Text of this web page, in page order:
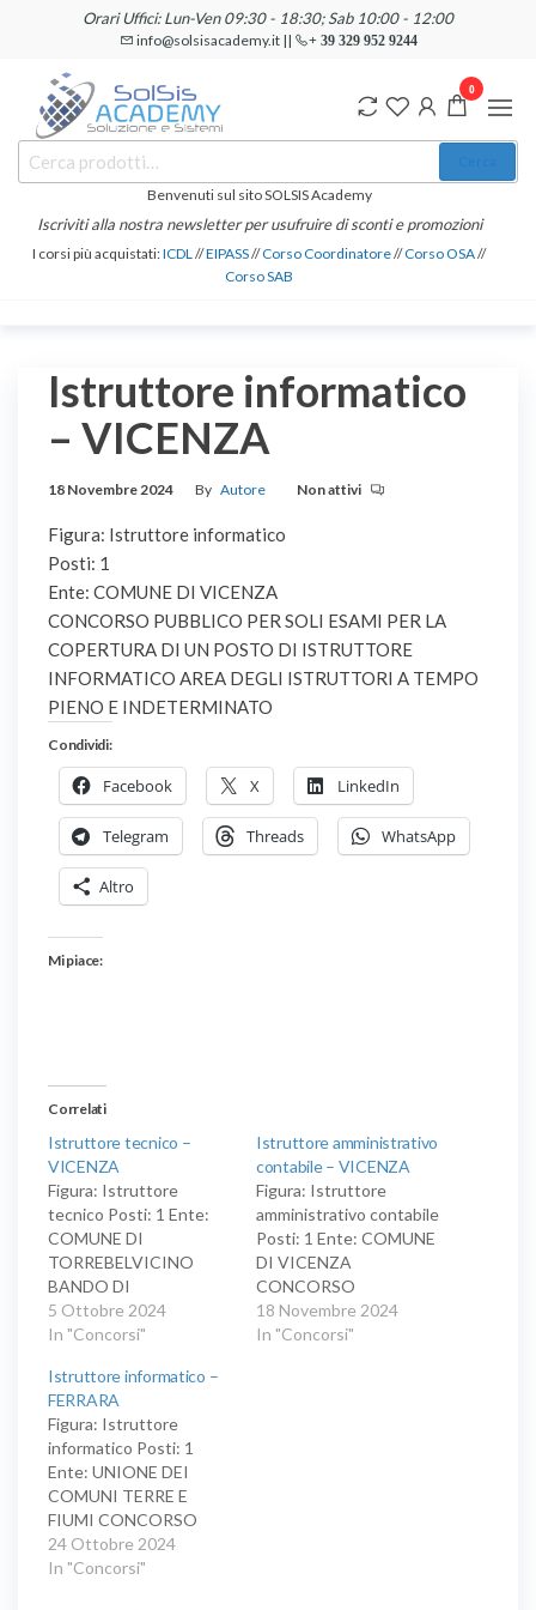
contenuto
Orari Uffici: Lun-Ven 09:30 - 18:30; Sab 10:00 - 12:00
info@solsisacademy.it || + 39 329 952 9244
SOLSIS
Academy
Corsi e
Certificazioni
Linguistiche
Benvenuti sul sito SOLSIS Academy
Iscriviti alla nostra newsletter per usufruire di sconti e promozioni
I corsi più acquistati:ICDL//EIPASS//Corso Coordinatore//Corso OSA//
Corso SAB
0
Istruttore informatico
– VICENZA
18 Novembre 2024 By Autore Non attivi
Figura: Istruttore informatico
Posti: 1
Ente: COMUNE DI VICENZA
CONCORSO PUBBLICO PER SOLI ESAMI PER LA
COPERTURA DI UN POSTO DI ISTRUTTORE
INFORMATICO AREA DEGLI ISTRUTTORI A TEMPO
PIENO E INDETERMINATO
Condividi:
Facebook X LinkedIn
Telegram Threads WhatsApp
Altro
Mi piace:
Correlati
Istruttore tecnico –
VICENZA
Figura: Istruttore
tecnico Posti: 1 Ente:
COMUNE DI
TORREBELVICINO
BANDO DI
CONCORSO
PUBBLICO PER SOLI
COPERTURA DI N. 1
POSTO DI
ISTRUTTORE
TECNICO - AREA
DEGLI ISTRUTTORI - A
TEMPO
INDETERMINATO E
PIENO
5 Ottobre 2024
In "Concorsi"
Istruttore amministrativo
contabile – VICENZA
Figura: Istruttore
amministrativo contabile
Posti: 1 Ente: COMUNE
DI VICENZA
CONCORSO
PUBBLICO PER SOLI
ESAMI PER LA
18 Novembre 2024
In "Concorsi"
Istruttore informatico –
FERRARA
Figura: Istruttore
informatico Posti: 1
Ente: UNIONE DEI
COMUNI TERRE E
FIUMI CONCORSO
PUBBLICO PER ESAMI
PER LA COPERTURA DI
24 Ottobre 2024
In "Concorsi"